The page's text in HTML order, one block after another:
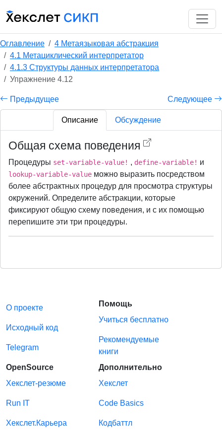
Оглавление
4 Метаязыковая абстракция
4.1 Метациклический интерпретатор
4.1.3 Структуры данных интерпретатора
Упражнение 4.12
Предыдущее Следующее
Описание Обсуждение
Общая схема поведения
Процедуры set-variable-value! , define-variable! и
lookup-variable-value можно выразить посредством
более абстрактных процедур для просмотра структуры
окружений. Определите абстракции, которые
фиксируют общую схему поведения, и с их помощью
перепишите эти три процедуры.
О проекте
Исходный код
Telegram
Помощь
Учиться бесплатно
Рекомендуемые
книги
OpenSource
Хекслет-резюме
Run IT
Хекслет.Карьера
Дополнительно
Хекслет
Code Basics
Кодбаттл